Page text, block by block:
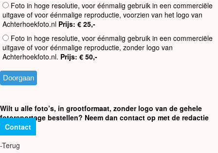
Foto in hoge resolutie, voor éénmalig gebruik in een commerciële
uitgave of voor éénmalige reproductie, voorzien van het logo van
Achterhoekfoto.nl Prijs: € 25,-
Foto in hoge resolutie, voor éénmalig gebruik in een commerciële
uitgave of voor éénmalige reproductie, zonder logo van
Achterhoekfoto.nl. Prijs: € 50,-
Wilt u alle foto’s, in grootformaat, zonder logo van de gehele
fotoreportage bestellen? Neem dan contact op met de redactie
Contact
-Terug